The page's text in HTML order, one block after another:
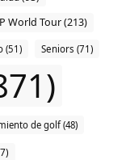
World Tour (213)
(51) Seniors (71)
de golf (48)